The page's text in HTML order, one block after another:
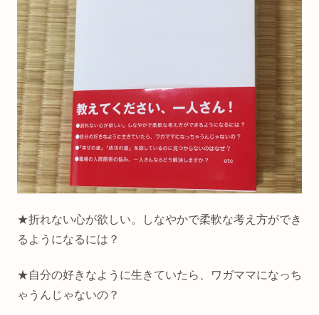
★折れない心が欲しい。しなやかで柔軟な考え方ができ
るようになるには？
★自分の好きなように生きていたら、ワガママになっち
ゃうんじゃないの？